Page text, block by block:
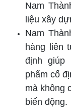
Nam
liệu xây
Nam
hàng liên
định giúp
phẩm cố
mà không
biến động.